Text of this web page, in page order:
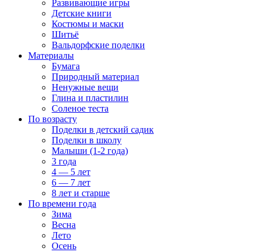
Развивающие игры
Детские книги
Костюмы и маски
Шитьё
Вальдорфские поделки
Материалы
Бумага
Природный материал
Ненужные вещи
Глина и пластилин
Соленое теста
По возрасту
Поделки в детский садик
Поделки в школу
Малыши (1-2 года)
3 года
4 — 5 лет
6 — 7 лет
8 лет и старше
По времени года
Зима
Весна
Лето
Осень